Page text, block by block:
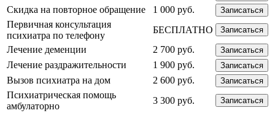
Скидка на повторное обращение 1 000 руб. Записаться
Первичная консультация
психиатра по телефону
БЕСПЛАТНО Записаться
Лечение деменции 2 700 руб. Записаться
Лечение раздражительности 1 900 руб. Записаться
Вызов психиатра на дом 2 600 руб. Записаться
Психиатрическая помощь
амбулаторно
3 300 руб. Записаться